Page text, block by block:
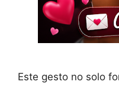
Este gesto no solo